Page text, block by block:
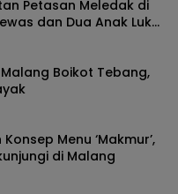
Petasan Meledak di
dan Dua Anak Luka
Boikot Tebang,
Menu ‘Makmur’,
di Malang